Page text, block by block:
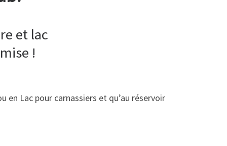
et lac
!
en Lac pour carnassiers et qu’au réservoir